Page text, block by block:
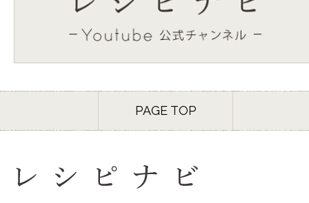
PAGE TOP